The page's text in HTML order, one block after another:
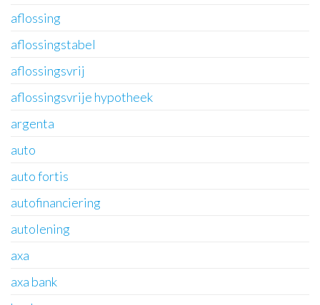
aflossing
aflossingstabel
aflossingsvrij
aflossingsvrije hypotheek
argenta
auto
auto fortis
autofinanciering
autolening
axa
axa bank